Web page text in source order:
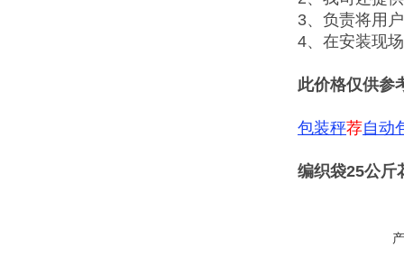
3、负责将用
4、在安装现
此价格仅供参
包装秤荐自动
编织袋25公斤